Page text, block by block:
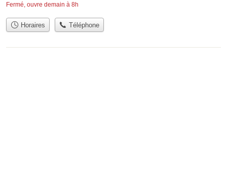
Fermé, ouvre demain à 8h
Horaires Téléphone